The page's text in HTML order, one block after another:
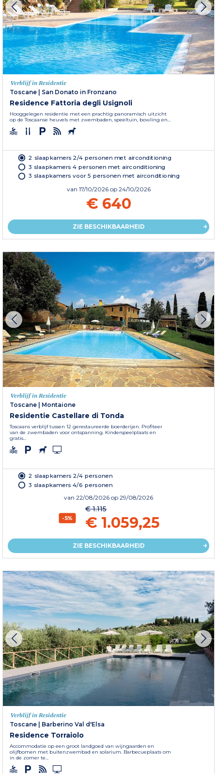
Verblijf in Residentie
Toscane
San Donato in Fronzano
Residence Fattoria degli Usignoli
Hooggelegen residentie met een prachtig panoramisch uitzicht
op de Toscaanse heuvels met zwembaden, speeltuin, bowling en...
2 slaapkamers 2/4 personen met airconditioning
3 slaapkamers 4 personen met airconditioning
3 slaapkamers voor 5 personen met airconditioning
van 17/10/2026 op 24/10/2026
€ 640
ZIE BESCHIKBAARHEID
Verblijf in Residentie
Toscane
Montaione
Residentie Castellare di Tonda
Toscaans verblijf tussen 12 gerestaureerde boerderijen. Profiteer
van de zwembaden voor ontspanning. Kinderspeelplaats en
gratis...
2 slaapkamers 2/4 personen
3 slaapkamers 4/6 personen
van 22/08/2026 op 29/08/2026
-5%
€ 1.115
€ 1.059,25
ZIE BESCHIKBAARHEID
Verblijf in Residentie
Toscane | Barberino Val d'Elsa
Residence Torraiolo
Accommodatie op een groot landgoed van wijngaarden en
olijfbomen met buitenzwembad en solarium. Barbecueplaats om
in de zomer te...